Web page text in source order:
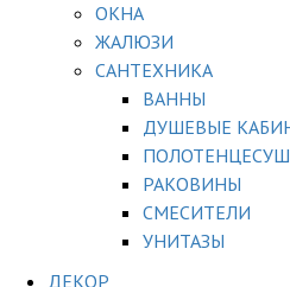
ОКНА
ЖАЛЮЗИ
САНТЕХНИКА
ВАННЫ
ДУШЕВЫЕ
РАКОВИНЫ
СМЕСИТЕЛИ
УНИТАЗЫ
ДЕКОР